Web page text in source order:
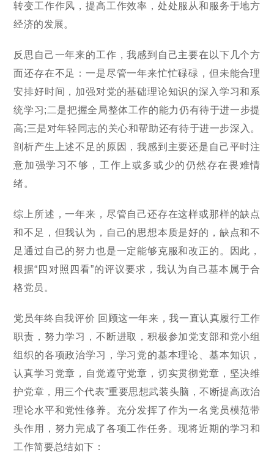
转变工作作风，提高工作效率，处处服从和服务于地方
经济的发展。
反思自己一年来的工作，我感到自己主要在以下几个方
面还存在不足：一是尽管一年来忙忙碌碌，但未能合理
安排好时间，加强对党的基础理论知识的深入学习和系
统学习;二是把握全局整体工作的能力仍有待于进一步提
高;三是对年轻同志的关心和帮助还有待于进一步深入。
剖析产生上述不足的原因，我感到主要还是自己平时注
意加强学习不够，工作上或多或少的仍然存在畏难情
绪。
综上所述，一年来，尽管自己还存在这样或那样的缺点
和不足，但我认为，自己的思想本质是好的，缺点和不
足通过自己的努力也是一定能够克服和改正的。因此，
根据“四对照四看”的评议要求，我认为自己基本属于合
格党员。
党员年终自我评价 回顾这一年来，我一直认真履行工作
职责，努力学习，不断进取，积极参加党支部和党小组
组织的各项政治学习，学习党的基本理论、基本知识，
认真学习党章，自觉遵守党章，切实贯彻党章，坚决维
护党章，用三个代表”重要思想武装头脑，不断提高政治
理论水平和党性修养。充分发挥了作为一名党员模范带
头作用，努力完成了各项工作任务。现将近期的学习和
工作简要总结如下：